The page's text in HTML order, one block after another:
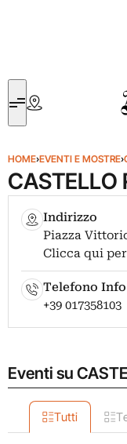
HOME›EVENTI E MOSTRE›
CASTELLO
Indirizzo
Piazza
Clicca qui
Telefono Info
+39 017358103
Eventi su
Tutti